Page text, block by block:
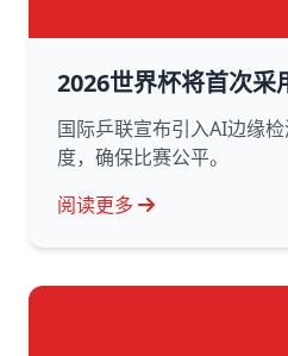
2026世界杯将首次采
国际乒联宣布引入AI边缘
度，确保比赛公平。
阅读更多